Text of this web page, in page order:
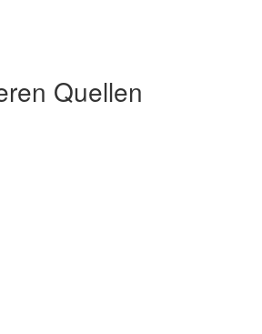
Quellen